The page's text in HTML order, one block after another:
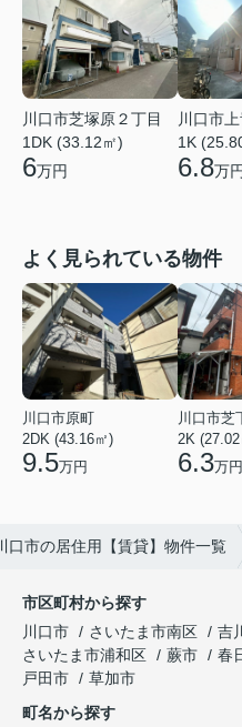
川口市芝塚原２丁目
1DK (33.12㎡)
6万円
川口市
1K
6.8万円
よく見られている物件
川口市原町
2DK (43.16㎡)
9.5万円
川口市芝
2K
6.3万円
口市の居住用【賃貸】物件一覧
市区町村から探す
川口市
さいたま市南区 吉
さいたま市浦和区
蕨市 春
戸田市
草加市
町名から探す